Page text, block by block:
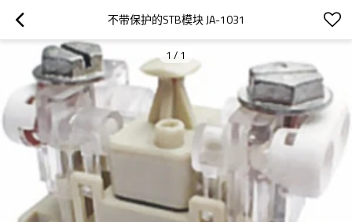
不带保护的STB模块 JA-1031
1 / 1